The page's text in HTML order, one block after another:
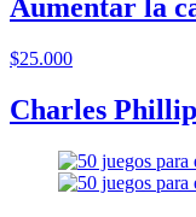
Aumentar la
$25.000
Charles